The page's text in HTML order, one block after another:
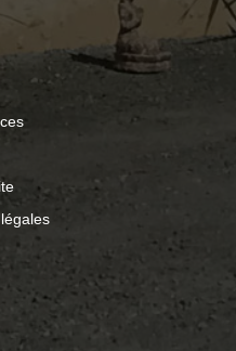
investisseur, primo-
rénover à votre goût, ce bien